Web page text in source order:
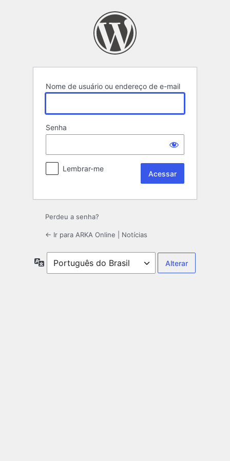
Nome de usuário ou endereço de e-mail
Senha
Lembrar-me
Perdeu a senha?
← Ir para ARKA Online | Notícias
Idioma